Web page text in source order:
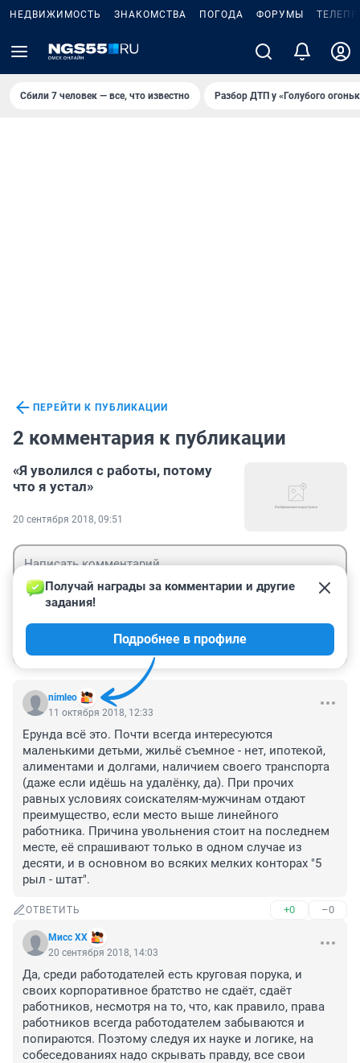
НЕДВИЖИМОСТЬ ЗНАКОМСТВА ПОГОДА ФОРУМЫ
Сбили 7 человек — все, что известно Разбор ДТП у «Голубого
ПЕРЕЙТИ К ПУБЛИКАЦИИ
2 комментария к публикации
«Я уволился с работы, потому
что я устал»
20 сентября 2018, 09:51
nimleo
Получай награды за комментарии и другие
задания!
Подробнее в профиле
11 октября 2018, 12:33
Ерунда всё это. Почти всегда интересуются
маленькими детьми, жильё съемное - нет, ипотекой,
алиментами и долгами, наличием своего транспорта
(даже если идёшь на удалёнку, да). При прочих
равных условиях соискателям-мужчинам отдают
преимущество, если место выше линейного
работника. Причина увольнения стоит на последнем
месте, её спрашивают только в одном случае из
десяти, и в основном во всяких мелких конторах "5
рыл - штат".
ОТВЕТИТЬ +0 –0
Мисс ХХ
20 сентября 2018, 14:03
Да, среди работодателей есть круговая порука, и
своих корпоративное братство не сдаёт, сдаёт
работников, несмотря на то, что, как правило, права
работников всегда работодателем забываются и
попираются. Поэтому следуя их науке и логике, на
собеседованиях надо скрывать правду, все свои